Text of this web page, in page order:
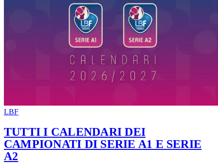
LBF
TUTTI I CALENDARI DEI
CAMPIONATI DI SERIE A1 E SERIE
A2